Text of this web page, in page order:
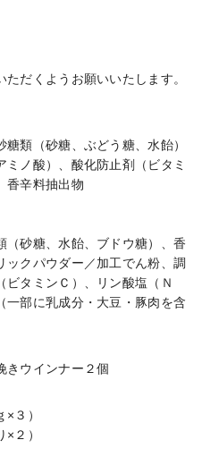
だくようお願いいたします。
類（砂糖、ぶどう糖、水飴）
ミノ酸）、酸化防止剤（ビタミ
香辛料抽出物
（砂糖、水飴、ブドウ糖）、香
クパウダー／加工でん粉、調
タミンＣ）、リン酸塩（Ｎ
一部に乳成分・大豆・豚肉を含
きウインナー２個
３）
２）